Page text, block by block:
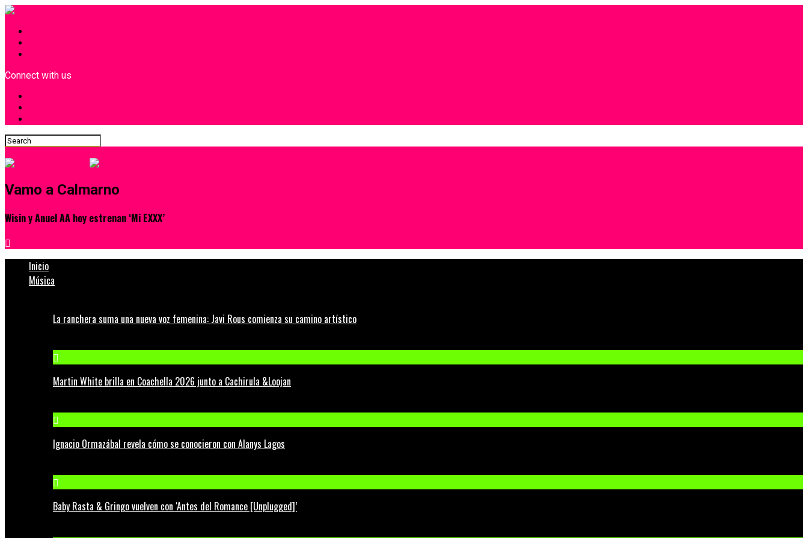
Connect with us
Vamo a Calmarno
Wisin y Anuel AA hoy estrenan ‘Mi EXXX’
Inicio
Música
La ranchera suma una nueva voz femenina: Javi Rous comienza su camino artístico
Martin White brilla en Coachella 2026 junto a Cachirula &Loojan
Ignacio Ormazábal revela cómo se conocieron con Alanys Lagos
Baby Rasta & Gringo vuelven con ‘Antes del Romance [Unplugged]’